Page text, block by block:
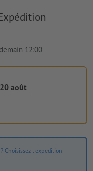
12:00
août
Choisissez l'expédition